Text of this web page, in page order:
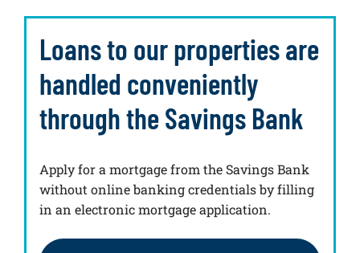
Loans to our properties are
handled conveniently
through the Savings Bank
Apply for a mortgage from the Savings Bank
without online banking credentials by filling
in an electronic mortgage application.